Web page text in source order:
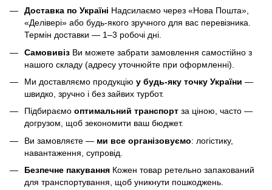
Доставка по Україні Надсилаємо через «Нова Пошта»,
«Делівері» або будь-якого зручного для вас перевізника.
Термін доставки — 1–3 робочі дні.
Самовивіз Ви можете забрати замовлення самостійно з
нашого складу (адресу уточнюйте при оформленні).
Ми доставляємо продукцію у будь-яку точку України —
швидко, зручно і без зайвих турбот.
Підбираємо оптимальний транспорт за ціною, часто —
догрузом, щоб зекономити ваш бюджет.
Ви замовляєте — ми все організовуємо: логістику,
навантаження, супровід.
Безпечне пакування Кожен товар ретельно запакований
для транспортування, щоб уникнути пошкоджень.